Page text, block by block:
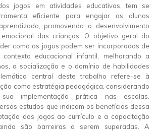
jogos em atividades educativas, tem se
eficiente para engajar os alunos
promovendo o desenvolvimento
das crianças. O objetivo geral do
como os jogos podem ser incorporados de
educacional infantil, melhorando a
a socialização e o domínio de habilidades
central deste trabalho refere-se à
como estratégia pedagógica, considerando
implementação prática nas escolas.
estudos que indicam os benefícios dessa
dos jogos ao currículo e a capacitação
são barreiras a serem superadas. A